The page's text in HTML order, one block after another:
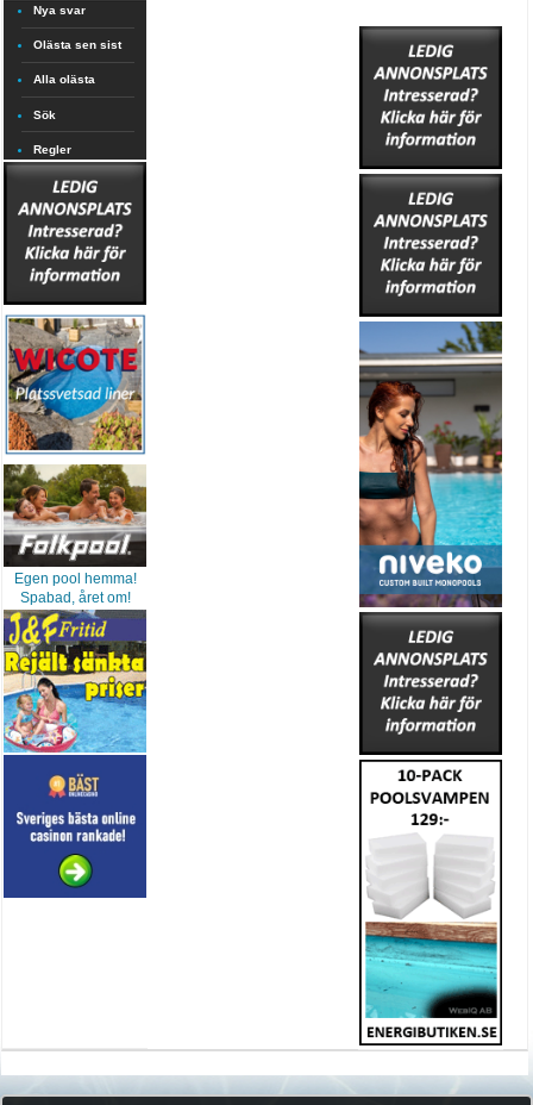
Nya svar
Olästa sen sist
Alla olästa
Sök
Regler
Egen pool hemma!
Spabad, året om!